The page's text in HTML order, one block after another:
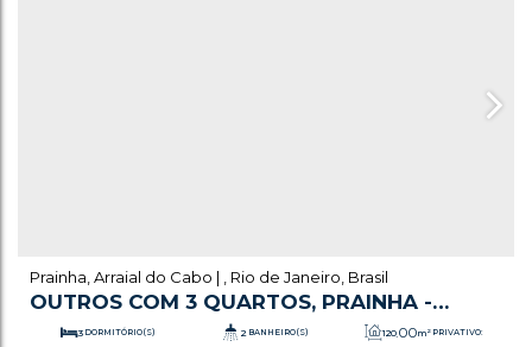
OUTROS COM 3 QUARTOS, PRAINHA -
ARRAIAL DO CABO
Prainha Arraial do Cabo Rio de Janeiro Brasil
3 DORMITÓRIO(S) 2 BANHEIRO(S) PRIVATIVO:
120.00m²